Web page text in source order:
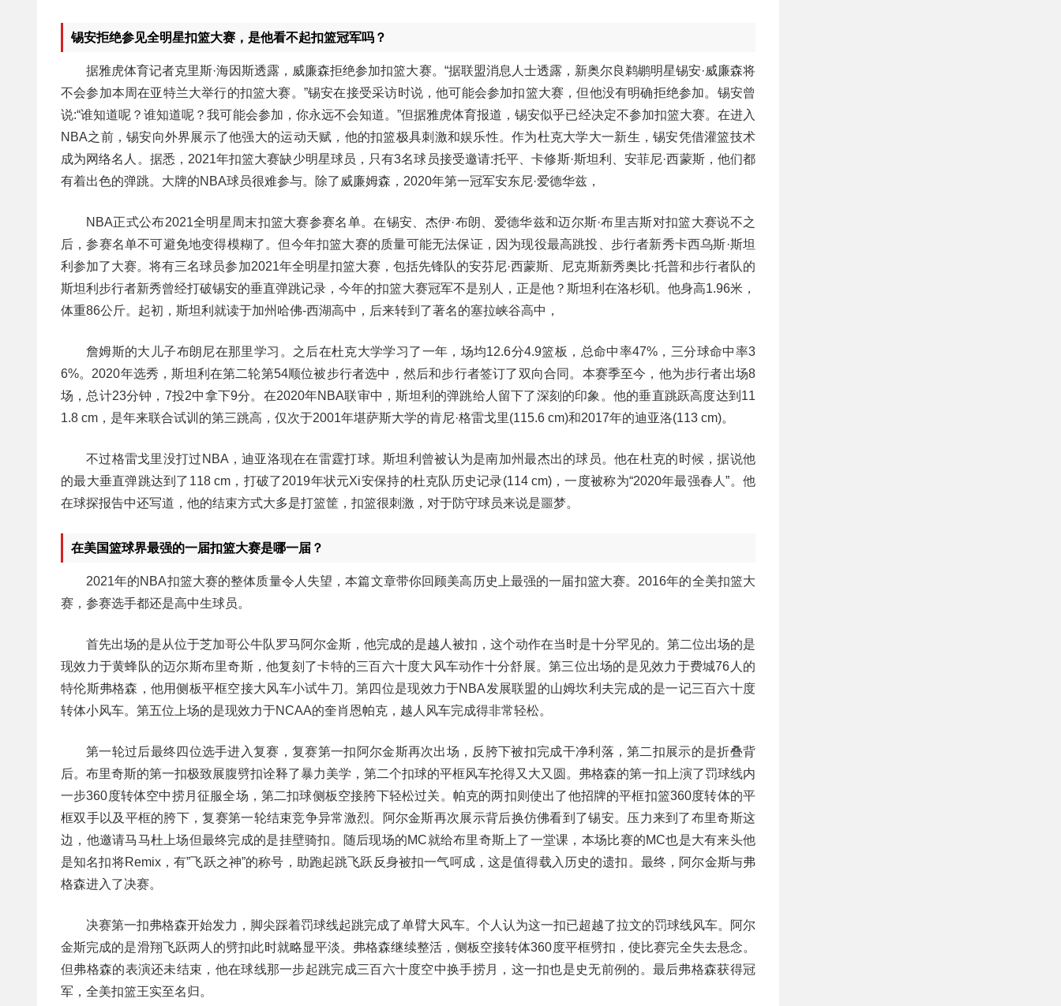
锡安拒绝参见全明星扣篮大赛，是他看不起扣篮冠军吗？
据雅虎体育记者克里斯·海因斯透露，威廉森拒绝参加扣篮大赛。“据联盟消息人士透露，新奥尔良鹈鹕明星锡安·威廉森将
不会参加本周在亚特兰大举行的扣篮大赛。”锡安在接受采访时说，他可能会参加扣篮大赛，但他没有明确拒绝参加。锡安曾
说:“谁知道呢？谁知道呢？我可能会参加，你永远不会知道。”但据雅虎体育报道，锡安似乎已经决定不参加扣篮大赛。在进入
NBA之前，锡安向外界展示了他强大的运动天赋，他的扣篮极具刺激和娱乐性。作为杜克大学大一新生，锡安凭借灌篮技术
成为网络名人。据悉，2021年扣篮大赛缺少明星球员，只有3名球员接受邀请:托平、卡修斯·斯坦利、安菲尼·西蒙斯，他们都
有着出色的弹跳。大牌的NBA球员很难参与。除了威廉姆森，2020年第一冠军安东尼·爱德华兹，
NBA正式公布2021全明星周末扣篮大赛参赛名单。在锡安、杰伊·布朗、爱德华兹和迈尔斯·布里吉斯对扣篮大赛说不之
后，参赛名单不可避免地变得模糊了。但今年扣篮大赛的质量可能无法保证，因为现役最高跳投、步行者新秀卡西乌斯·斯坦
利参加了大赛。将有三名球员参加2021年全明星扣篮大赛，包括先锋队的安芬尼·西蒙斯、尼克斯新秀奥比·托普和步行者队的
斯坦利步行者新秀曾经打破锡安的垂直弹跳记录，今年的扣篮大赛冠军不是别人，正是他？斯坦利在洛杉矶。他身高1.96米，
体重86公斤。起初，斯坦利就读于加州哈佛-西湖高中，后来转到了著名的塞拉峡谷高中，
詹姆斯的大儿子布朗尼在那里学习。之后在杜克大学学习了一年，场均12.6分4.9篮板，总命中率47%，三分球命中率3
6%。2020年选秀，斯坦利在第二轮第54顺位被步行者选中，然后和步行者签订了双向合同。本赛季至今，他为步行者出场8
场，总计23分钟，7投2中拿下9分。在2020年NBA联审中，斯坦利的弹跳给人留下了深刻的印象。他的垂直跳跃高度达到11
1.8 cm，是年来联合试训的第三跳高，仅次于2001年堪萨斯大学的肯尼·格雷戈里(115.6 cm)和2017年的迪亚洛(113 cm)。
不过格雷戈里没打过NBA，迪亚洛现在在雷霆打球。斯坦利曾被认为是南加州最杰出的球员。他在杜克的时候，据说他
的最大垂直弹跳达到了118 cm，打破了2019年状元Xi安保持的杜克队历史记录(114 cm)，一度被称为“2020年最强春人”。他
在球探报告中还写道，他的结束方式大多是打篮筐，扣篮很刺激，对于防守球员来说是噩梦。
在美国篮球界最强的一届扣篮大赛是哪一届？
2021年的NBA扣篮大赛的整体质量令人失望，本篇文章带你回顾美高历史上最强的一届扣篮大赛。2016年的全美扣篮大
赛，参赛选手都还是高中生球员。
首先出场的是从位于芝加哥公牛队罗马阿尔金斯，他完成的是越人被扣，这个动作在当时是十分罕见的。第二位出场的是
现效力于黄蜂队的迈尔斯布里奇斯，他复刻了卡特的三百六十度大风车动作十分舒展。第三位出场的是见效力于费城76人的
特伦斯弗格森，他用侧板平框空接大风车小试牛刀。第四位是现效力于NBA发展联盟的山姆坎利夫完成的是一记三百六十度
转体小风车。第五位上场的是现效力于NCAA的奎肖恩帕克，越人风车完成得非常轻松。
第一轮过后最终四位选手进入复赛，复赛第一扣阿尔金斯再次出场，反胯下被扣完成干净利落，第二扣展示的是折叠背
后。布里奇斯的第一扣极致展腹劈扣诠释了暴力美学，第二个扣球的平框风车抡得又大又圆。弗格森的第一扣上演了罚球线内
一步360度转体空中捞月征服全场，第二扣球侧板空接胯下轻松过关。帕克的两扣则使出了他招牌的平框扣篮360度转体的平
框双手以及平框的胯下，复赛第一轮结束竞争异常激烈。阿尔金斯再次展示背后换仿佛看到了锡安。压力来到了布里奇斯这
边，他邀请马马杜上场但最终完成的是挂壁骑扣。随后现场的MC就给布里奇斯上了一堂课，本场比赛的MC也是大有来头他
是知名扣将Remix，有”飞跃之神”的称号，助跑起跳飞跃反身被扣一气呵成，这是值得载入历史的遗扣。最终，阿尔金斯与弗
格森进入了决赛。
决赛第一扣弗格森开始发力，脚尖踩着罚球线起跳完成了单臂大风车。个人认为这一扣已超越了拉文的罚球线风车。阿尔
金斯完成的是滑翔飞跃两人的劈扣此时就略显平淡。弗格森继续整活，侧板空接转体360度平框劈扣，使比赛完全失去悬念。
但弗格森的表演还未结束，他在球线那一步起跳完成三百六十度空中换手捞月，这一扣也是史无前例的。最后弗格森获得冠
军，全美扣篮王实至名归。